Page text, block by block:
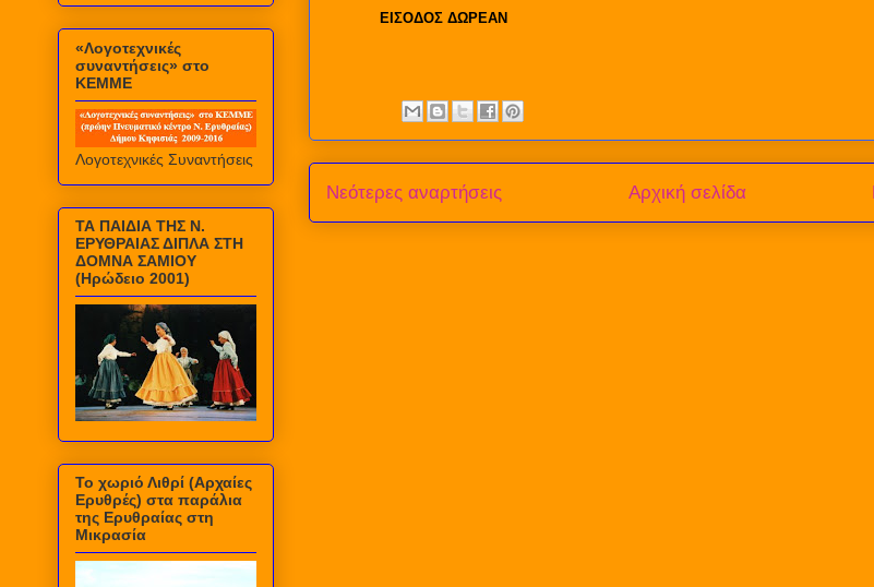
ΕΙΣΟΔΟΣ ΔΩΡΕΑΝ
Νεότερες αναρτήσεις Αρχική σελίδα
«Λογοτεχνικές
συναντήσεις» στο
ΚΕΜΜΕ
Λογοτεχνικές Συναντήσεις
ΤΑ ΠΑΙΔΙΑ ΤΗΣ Ν.
ΕΡΥΘΡΑΙΑΣ ΔΙΠΛΑ ΣΤΗ
ΔΟΜΝΑ ΣΑΜΙΟΥ
(Ηρώδειο 2001)
Το χωριό Λιθρί (Αρχαίες
Ερυθρές) στα παράλια
της Ερυθραίας στη
Μικρασία